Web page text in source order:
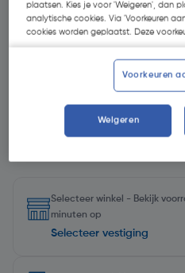
€ 32,99
€ 31,49| Excl. btw €
Kies productvariant(31)
Selecteer winkel - Bekijk
minuten op
Selecteer vestiging
plaatsen. Kies je voor 'Weigeren', dan
analytische cookies. Via 'Voorkeuren
cookies worden geplaatst. Deze
Voorkeuren
Weigeren